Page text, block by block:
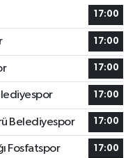
17:00
17:00
17:00
17:00
Belediyespor 17:00
Fosfatspor 17:00